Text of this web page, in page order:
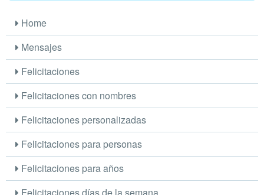
Home
Mensajes
Felicitaciones
Felicitaciones con nombres
Felicitaciones personalizadas
Felicitaciones para personas
Felicitaciones para años